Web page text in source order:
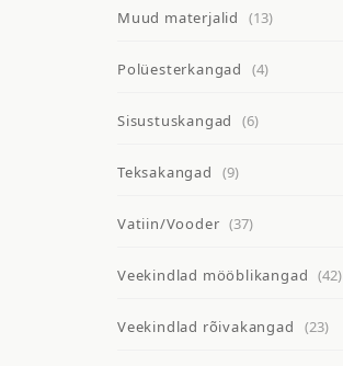
Muud materjalid (13)
Polüesterkangad (4)
Sisustuskangad (6)
Teksakangad (9)
Vatiin/Vooder (37)
Veekindlad mööblikangad (42)
Veekindlad rõivakangad (23)